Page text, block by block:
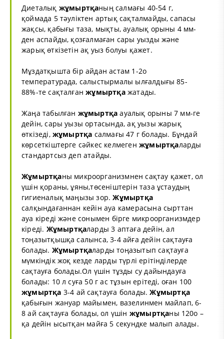
Диеталық жұмыртқаның салмағы 40-54 г,
қоймада 5 тәуліктен артық сақталмайды, сапасы
жақсы, қабығы таза, мықты, ауалық орыны 4 мм-
ден аспайды, қозғалмаған сары уызды және
жарық өткізетін ақ уыз болуы қажет.
Мұздатқышта бір айдан астам 1-2о
температурада, салыстырмалы ылғалдығы 85-
88%-те сақталғанжұмыртқажатады.
Жаңа табылған жұмыртқа ауалық орыны 7 мм-ге
дейін, сары уызы ортасында, ақ уызы жарық
өткізеді, жұмыртқа салмағы 47 г болады. Бұндай
көрсеткіштерге сәйкес келмеген жұмыртқаларды
стандартсыз деп атайды.
Жұмыртқаны микроорганизмнен сақтау қажет, ол
үшін қораны, ұяны,төсеніштерін таза ұстаудың
гигиеналық маңызы зор.Жұмыртқа
салқындағаннан кейін ауа камерасына сырттан
ауа кіреді және сонымен бірге микроорганизмдер
кіреді. Жұмыртқаларды 3 аптаға дейін, ал
тоңазытқышқа салынса, 3-4 айға дейін сақтауға
болады. Жұмыртқаларды тоңазытып сақтауға
мүмкіндік жоқ кезде ларды түрлі ерітінділерде
сақтауға болады.Ол үшін тұзды су дайындауға
болады: 10 л суға 50 г ас тұзын ерітеді, оған 100
жұмыртқа 3-4 ай сақтауға болады.Жұмыртқа
қабығын жануар майымен, вазелинмен майлап, 6-
8 ай сақтауға болады, ол үшін жұмыртқаны 120о –
қа дейін ысытқан майға 5 секундке малып алады.